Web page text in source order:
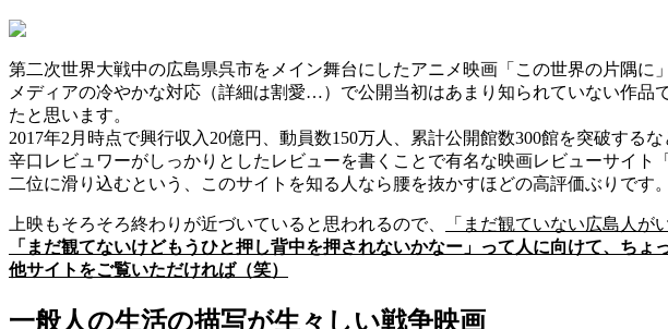
第二次世界大戦中の広島県呉市をメイン舞台にしたアニメ映画「この世界の片隅に
メディアの冷やかな対応（詳細は割愛…）で公開当初はあまり知られていない作
たと思います。
2017年2月時点で興行収入20億円、動員数150万人、累計公開館数300館を突破する
辛口レビュワーがしっかりとしたレビューを書くことで有名な映画レビューサイト「
二位に滑り込むという、このサイトを知る人なら腰を抜かすほどの高評価ぶりです
上映もそろそろ終わりが近づいていると思われるので、 「まだ観ていない広島人が
「まだ観てないけどもうひと押し背中を押されないかなー」って人に向けて、ち
他サイトをご覧いただければ（笑）
一般人の生活の描写が生々しい戦争映画